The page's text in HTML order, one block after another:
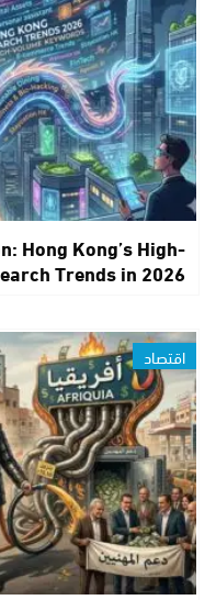
Hong Kong’s High-
Trends in 2026
اقتصاد